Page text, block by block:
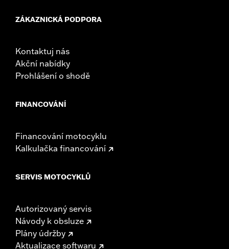
ZÁKAZNICKÁ PODPORA
Kontaktuj nás
Akční nabídky
Prohlášení o shodě
FINANCOVÁNÍ
Financování motocyklu
Kalkulačka financování
SERVIS MOTOCYKLŮ
Autorizovaný servis
Návody k obsluze
Plány údržby
Aktualizace softwaru